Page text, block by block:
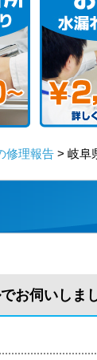
修理報告 > 岐阜
お伺いしまし